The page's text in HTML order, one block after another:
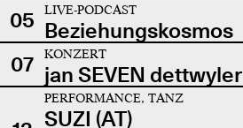
05 LIVE-PODCAST
Beziehungskosmos
07
KONZERT
jan SEVEN dettwyler
PERFORMANCE, TANZ
SUZI (AT)